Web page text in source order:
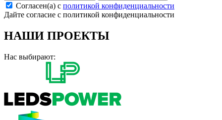
Согласен(а) с политикой конфиденциальности
Дайте согласие с политикой конфиденциальности
НАШИ ПРОЕКТЫ
Нас выбирают: